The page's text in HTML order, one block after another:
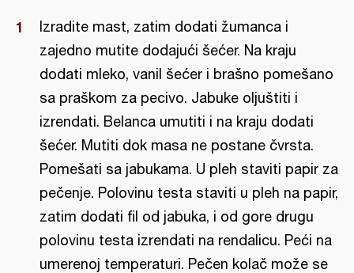
Izradite mast, zatim dodati žumanca i
zajedno mutite dodajući šećer. Na kraju
dodati mleko, vanil šećer i brašno pomešano
sa praškom za pecivo. Jabuke oljuštiti i
izrendati. Belanca umutiti i na kraju dodati
šećer. Mutiti dok masa ne postane čvrsta.
Pomešati sa jabukama. U pleh staviti papir za
pečenje. Polovinu testa staviti u pleh na papir,
zatim dodati fil od jabuka, i od gore drugu
polovinu testa izrendati na rendalicu. Peći na
umerenoj temperaturi. Pečen kolač može se